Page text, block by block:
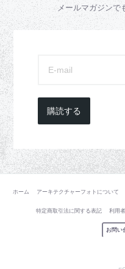
メールマガジンで
購読する
ホーム アーキテクチャーフォトについて
特定商取引法に関する表記 利用
お問い